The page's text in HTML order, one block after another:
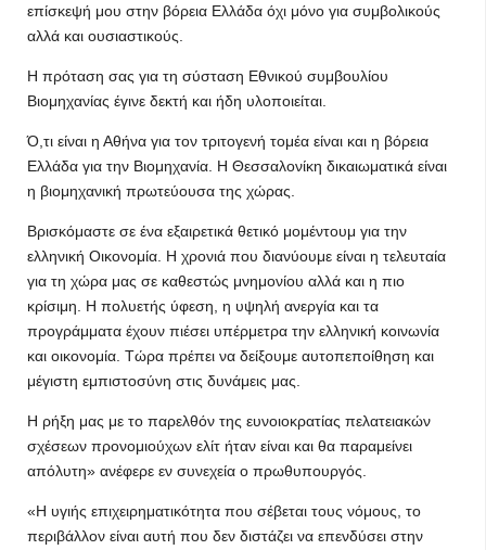
επίσκεψή μου στην βόρεια Ελλάδα όχι μόνο για συμβολικούς
αλλά και ουσιαστικούς.
Η πρόταση σας για τη σύσταση Εθνικού συμβουλίου
Βιομηχανίας έγινε δεκτή και ήδη υλοποιείται.
Ό,τι είναι η Αθήνα για τον τριτογενή τομέα είναι και η βόρεια
Ελλάδα για την Βιομηχανία. Η Θεσσαλονίκη δικαιωματικά είναι
η βιομηχανική πρωτεύουσα της χώρας.
Βρισκόμαστε σε ένα εξαιρετικά θετικό μομέντουμ για την
ελληνική Οικονομία. Η χρονιά που διανύουμε είναι η τελευταία
για τη χώρα μας σε καθεστώς μνημονίου αλλά και η πιο
κρίσιμη. Η πολυετής ύφεση, η υψηλή ανεργία και τα
προγράμματα έχουν πιέσει υπέρμετρα την ελληνική κοινωνία
και οικονομία. Τώρα πρέπει να δείξουμε αυτοπεποίθηση και
μέγιστη εμπιστοσύνη στις δυνάμεις μας.
Η ρήξη μας με το παρελθόν της ευνοιοκρατίας πελατειακών
σχέσεων προνομιούχων ελίτ ήταν είναι και θα παραμείνει
απόλυτη» ανέφερε εν συνεχεία ο πρωθυπουργός.
«Η υγιής επιχειρηματικότητα που σέβεται τους νόμους, το
περιβάλλον είναι αυτή που δεν διστάζει να επενδύσει στην